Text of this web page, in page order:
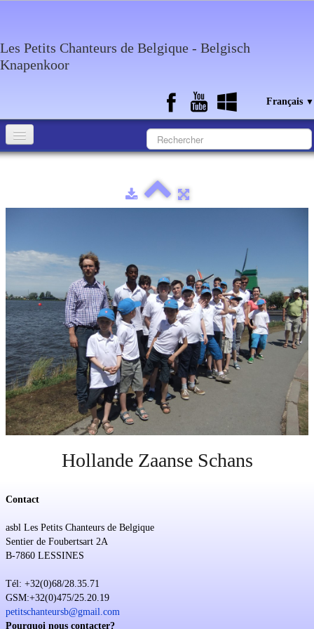
Les Petits Chanteurs de Belgique - Belgisch
Knapenkoor
Français ▼
Agenda
Discographie
Contact
Soutien
Sponsoring
Événements
Hollande Zaanse Schans
Contact
asbl Les Petits Chanteurs de Belgique
Sentier de Foubertsart 2A
B-7860 LESSINES
Tél: +32(0)68/28.35.71
GSM:+32(0)475/25.20.19
petitschanteursb@gmail.com
Pourquoi nous contacter?